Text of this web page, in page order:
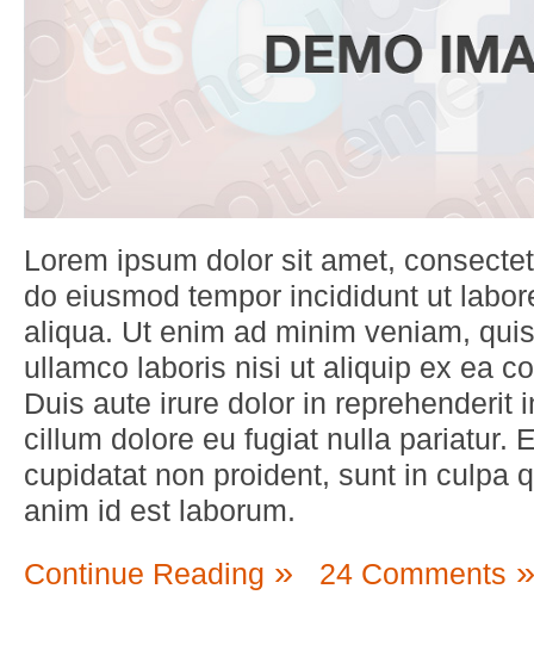
Lorem ipsum dolor sit amet,
do eiusmod tempor incididunt ut
aliqua. Ut enim ad minim veniam,
ullamco laboris nisi ut aliquip ex ea
Duis aute irure dolor in reprehenderit
cillum dolore eu fugiat nulla pariatur.
cupidatat non proident, sunt in culpa
anim id est laborum.
Continue Reading
24 Comments